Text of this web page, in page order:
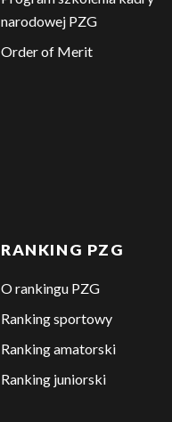
narodowej PZG
Order of Merit
RANKING PZG
O rankingu PZG
Ranking sportowy
Ranking amatorski
Ranking juniorski